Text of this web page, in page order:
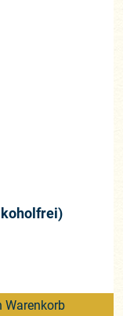
Warenkorb